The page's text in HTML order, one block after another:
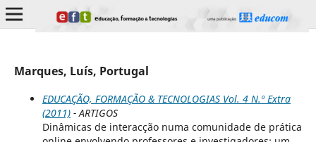
Marques, Luís, Portugal
EDUCAÇÃO, FORMAÇÃO & TECNOLOGIAS Vol. 4 N.º Extra
(2011)- ARTIGOS
Dinâmicas de interacção numa comunidade de prática